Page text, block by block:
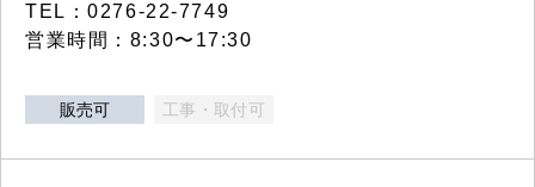
TEL：0276-22-7749
営業時間：8:30〜17:30
販売可 工事・取付可